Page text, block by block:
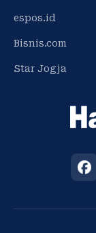
espos.id
Bisnis.com
Star Jogja